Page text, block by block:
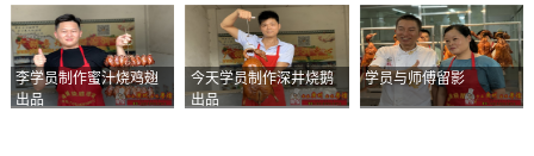
李学员制作蜜汁烧鸡翅
出品
今天学员制作深井烧鹅
出品
学员与师傅留影